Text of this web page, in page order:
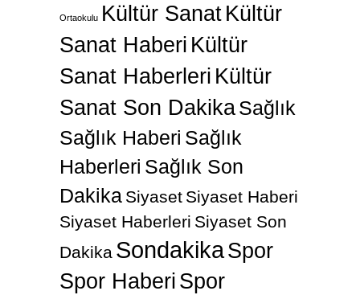
Ortaokulu Kültür SanatKültür
Sanat Haberi Kültür
Sanat Haberleri Kültür
Sanat Son DakikaSağlık
Sağlık Haberi Sağlık
Haberleri Sağlık Son
Dakika Siyaset Siyaset Haberi
Siyaset Haberleri Siyaset Son
Dakika SondakikaSpor
Spor Haberi Spor